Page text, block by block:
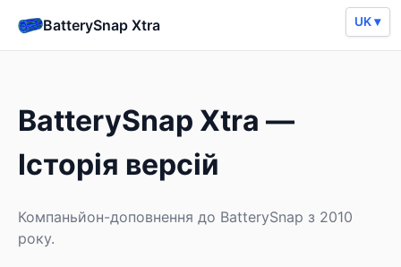
BatterySnap Xtra
BatterySnap Xtra —
Історія версій
Компаньйон-доповнення до BatterySnap з 2010
року.
UK ▾